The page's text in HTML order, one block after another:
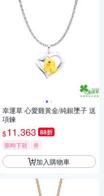
幸運草 心愛雞黃金/純銀墜子 送
項鍊
$11,363 88折
限時下殺 券
加入購物車